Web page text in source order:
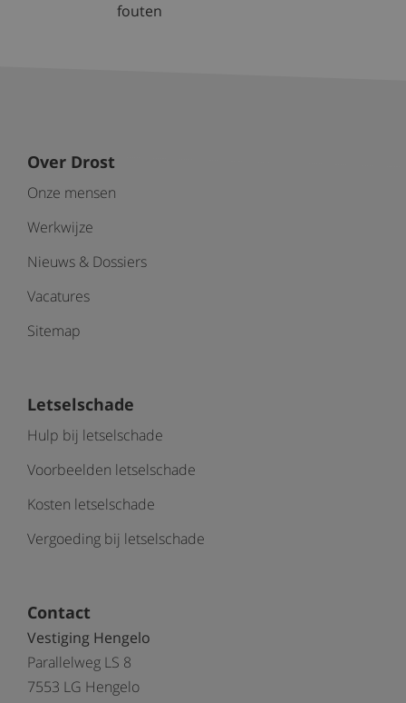
fouten
Over Drost
Onze mensen
Werkwijze
Nieuws & Dossiers
Vacatures
Sitemap
Letselschade
Hulp bij letselschade
Voorbeelden letselschade
Kosten letselschade
Vergoeding bij letselschade
Contact
Vestiging Hengelo
Parallelweg LS 8
7553 LG Hengelo